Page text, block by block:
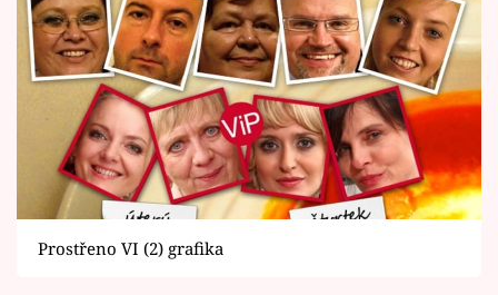
Vztahy
Seriály
Horoskopy
Sledujte prima+
Filmový festival Karlovy Vary
Prostřeno VI (2) grafika